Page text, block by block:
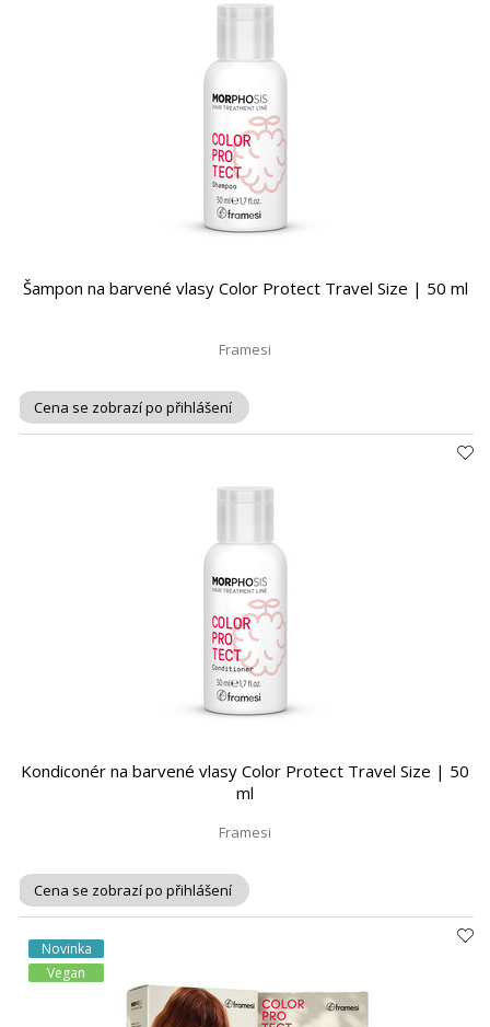
Šampon na barvené vlasy Color Protect Travel Size | 50 ml
Framesi
Cena se zobrazí po přihlášení
Kondiconér na barvené vlasy Color Protect Travel Size | 50
ml
Framesi
Cena se zobrazí po přihlášení
Novinka
Vegan